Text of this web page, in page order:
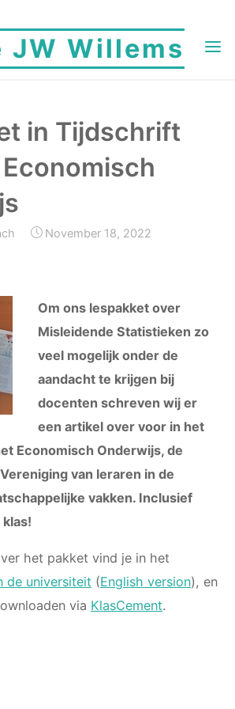
JW Willems
in Tijdschrift
November 18, 2022
Om ons lespakket over
Misleidende Statistieken zo
veel mogelijk onder de
aandacht te krijgen bij
docenten schreven wij er
een artikel over voor in het
Economisch Onderwijs, de
van leraren in de
vakken. Inclusief
het pakket vind je in het
de universiteit (English version), en
via KlasCement.